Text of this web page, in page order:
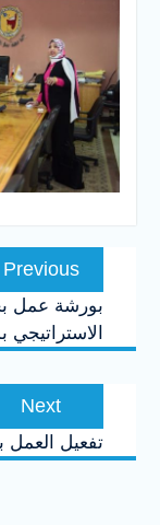
تصفّح
المقالاتPrevious
بورشة عمل
Next
تفعيل العمل